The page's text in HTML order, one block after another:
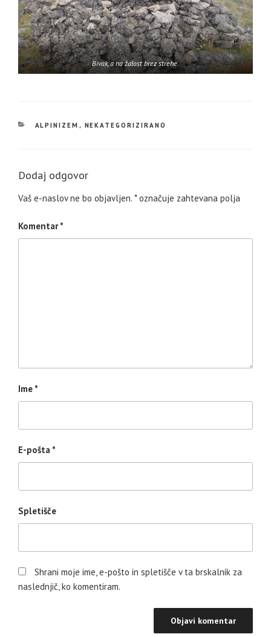
Bivak, a na žalost brez strehe.
KATEGORIJE
ALPINIZEM , NEKATEGORIZIRANO
Dodaj odgovor
Vaš e-naslov ne bo objavljen. *označuje zahtevana polja
Komentar*
Ime *
E-pošta *
Spletišče
Shrani moje ime, e-pošto in spletišče v ta brskalnik za
naslednjič, ko komentiram.